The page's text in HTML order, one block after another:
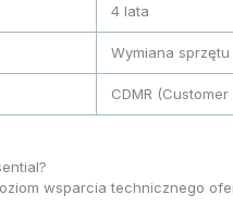
4 lata
Wymiana sprzętu
CDMR
wsparcia technicznego